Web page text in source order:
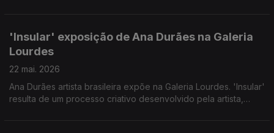
'Insular' exposição de Ana Durães na Galeria
Lourdes
22 mai. 2026
Ana Durães artista brasileira expõe na Galeria Lourdes. 'Insular'
resulta de um processo criativo desenvolvido pela artista,